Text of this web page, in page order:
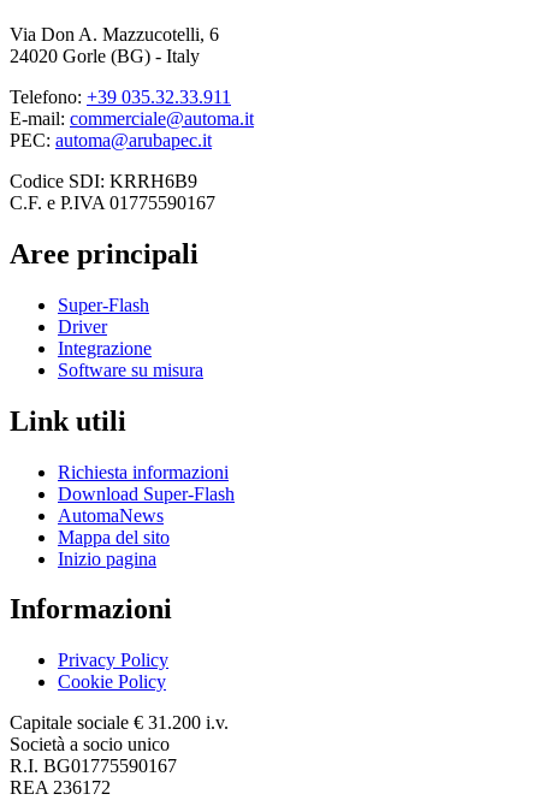
Via Don A. Mazzucotelli, 6
24020 Gorle (BG) - Italy
Telefono: +39 035.32.33.911
E-mail: commerciale@automa.it
PEC: automa@arubapec.it
Codice SDI: KRRH6B9
C.F. e P.IVA 01775590167
Aree principali
Super-Flash
Driver
Integrazione
Software su misura
Link utili
Richiesta informazioni
Download Super-Flash
AutomaNews
Mappa del sito
Inizio pagina
Informazioni
Privacy Policy
Cookie Policy
Capitale sociale € 31.200 i.v.
Società a socio unico
R.I. BG01775590167
REA 236172